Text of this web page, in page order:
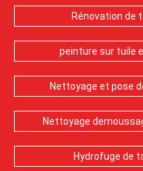
Rénovation de
peinture sur tuile
Nettoyage et pose
Nettoyage
Hydrofuge de